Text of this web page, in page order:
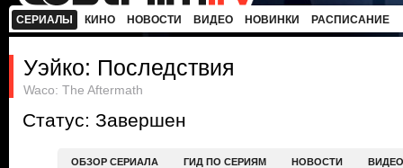
СЕРИАЛЫ КИНО НОВОСТИ ВИДЕО НОВИНКИ РАСПИСАНИЕ
Уэйко: Последствия
Waco: The Aftermath
Статус: Завершен
ОБЗОР СЕРИАЛА ГИД ПО СЕРИЯМ НОВОСТИ ВИДЕО